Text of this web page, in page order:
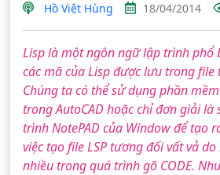
Hồ Việt Hùng 18/04/2014
Lisp là một ngôn ngữ lập trình phổ
các mã của Lisp được lưu trong file
Chúng ta có thể sử dụng phần
trong AutoCAD hoặc chỉ đơn giải
trình NotePAD của Window để tạo
việc tạo file LSP tương đối vất vả
nhiều trong quá trình gõ CODE.